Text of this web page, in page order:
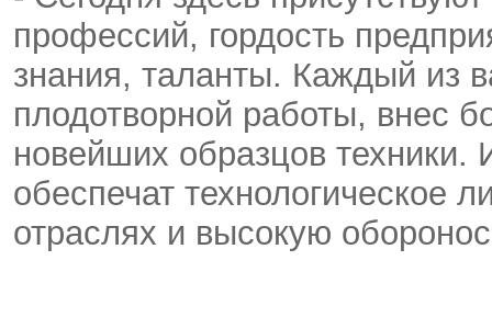
профессий, гордость
знания, таланты. Каждый из
плодотворной работы, внес
новейших образцов техники.
обеспечат технологическое
отраслях и высокую